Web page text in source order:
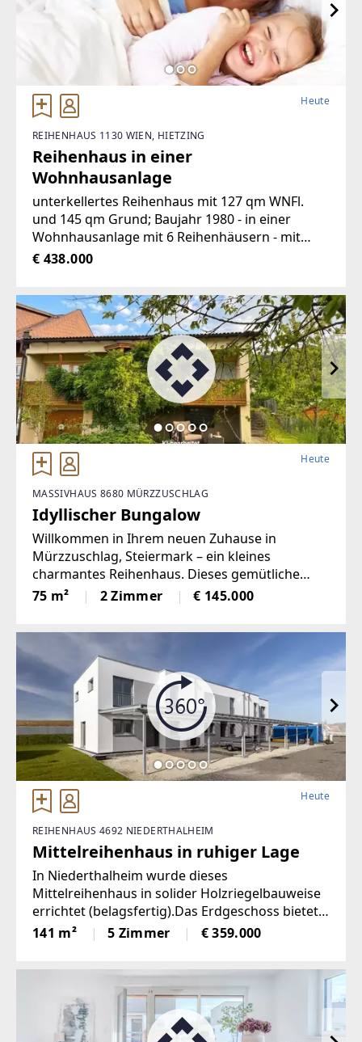
Heute
REIHENHAUS 1130 WIEN, HIETZING
Reihenhaus in einer
Wohnhausanlage
unterkellertes Reihenhaus mit 127 qm WNFl.
und 145 qm Grund; Baujahr 1980 - in einer
Wohnhausanlage mit 6 Reihenhäusern - mit
Kellergeschoss, Erdgeschoss, Obergeschoss
ZustandSchätzwert:
€ 438.000
Heute
MASSIVHAUS 8680 MÜRZZUSCHLAG
Idyllischer Bungalow
Willkommen in Ihrem neuen Zuhause in
Mürzzuschlag, Steiermark – ein kleines
charmantes Reihenhaus. Dieses gemütliche
Haus verfügt über 2 helle Zimmer, die vielfältig
nutzbar sind und Ihnen ausreichend Platz zum
75 m² 2 Zimmer € 145.000
Heute
REIHENHAUS 4692 NIEDERTHALHEIM
Mittelreihenhaus in ruhiger Lage
In Niederthalheim wurde dieses
Mittelreihenhaus in solider Holzriegelbauweise
errichtet (belagsfertig).Das Erdgeschoss bietet
eine Garderobe sowie einen großzügigen,
hellen Wohnbereich wo Wohnen, Essen und das
141 m² 5 Zimmer € 359.000